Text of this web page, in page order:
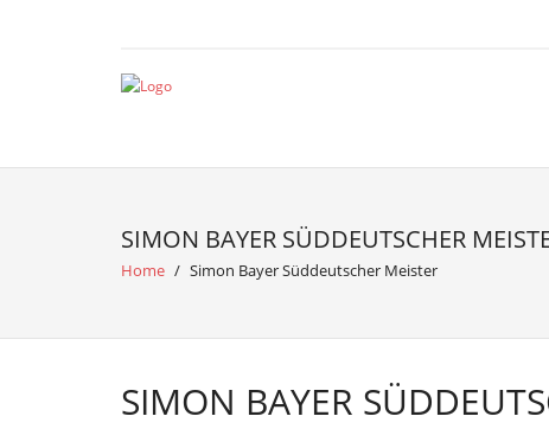
SIMON BAYER SÜDDEUTSCHER
Home / Simon Bayer Süddeutscher Meister
SIMON BAYER